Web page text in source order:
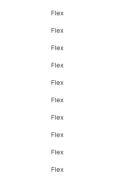
Flex
Flex
Flex
Flex
Flex
Flex
Flex
Flex
Flex
Flex